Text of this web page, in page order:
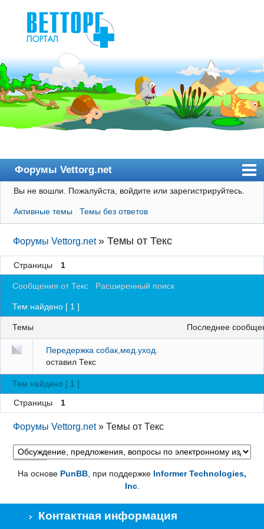
Форумы Vettorg.net
Главная
Пользователи
Правила
Поиск
Регистрация
Вход
Вы не вошли. Пожалуйста, войдите или зарегистрируйтесь.
Активные темы Темы без ответов
Форумы Vettorg.net »Темы от Текс
Страницы 1
Сообщения от Текс Расширенный поиск
Тем найдено [ 1 ]
Темы последнее
Передержка собак,мед.уход.
оставил Текс
Тем найдено [ 1 ]
Страницы 1
Форумы Vettorg.net »Темы от Текс
На основе PunBB , при поддержке Informer Technologies,
Inc.
Контактная информация